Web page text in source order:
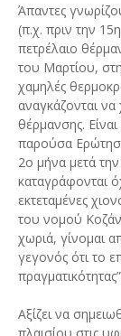
Άπαντες
(π.χ. πριν την
πετρέλαιο
του Μαρτίου,
χαμηλές
αναγκάζονται
θέρμανσης.
παρούσα
2ο μήνα μετά
καταγράφονται
εκτεταμένες
του νομού
χωριά, γίνομαι
γεγονός ότι το
Αξίζει να
πλαισίου στις